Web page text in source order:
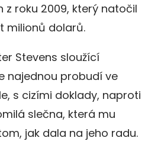
z roku 2009, který natočil
milionů dolarů.
Stevens sloužící
najednou probudí ve
s cizími doklady, naproti
slečna, která mu
jak dala na jeho radu.